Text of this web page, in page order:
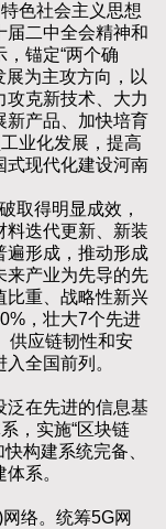
色社会主义思想
届二中全会精神和
锚定“两个确
展为主攻方向，以
攻克新技术、大力
新产品、加快培育
业化发展，提高
式现代化建设河南
取得明显成效，
料迭代更新、新装
遍形成，推动形成
来产业为先导的先
比重、战略性新兴
，壮大7个先进
供应链韧性和安
全国前列。
在先进的信息基
，实施“区块链
构建系统完备、
系。
络。统筹5G网